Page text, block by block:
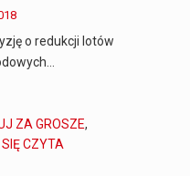
o redukcji lotów
ZA GROSZE,
CZYTA